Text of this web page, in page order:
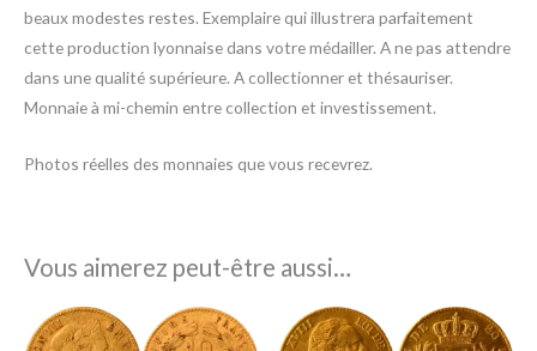
beaux modestes restes. Exemplaire qui illustrera parfaitement
cette production lyonnaise dans votre médailler. A ne pas attendre
dans une qualité supérieure. A collectionner et thésauriser.
Monnaie à mi-chemin entre collection et investissement.
Photos réelles des monnaies que vous recevrez.
Vous aimerez peut-être aussi…